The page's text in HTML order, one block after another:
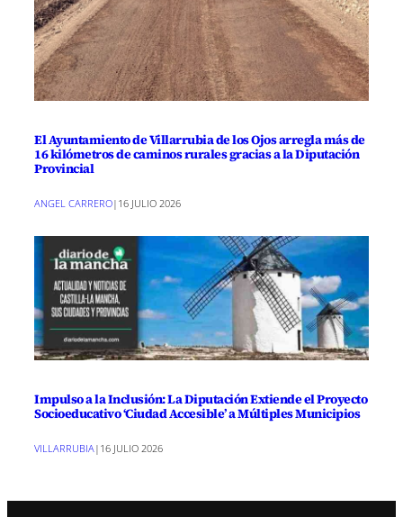
El Ayuntamiento de Villarrubia de los Ojos arregla más de
16 kilómetros de caminos rurales gracias a la Diputación
Provincial
ANGEL CARRERO| 16 JULIO 2026
Impulso a la Inclusión: La Diputación Extiende el Proyecto
Socioeducativo ‘Ciudad Accesible’ a Múltiples Municipios
VILLARRUBIA | 16 JULIO 2026